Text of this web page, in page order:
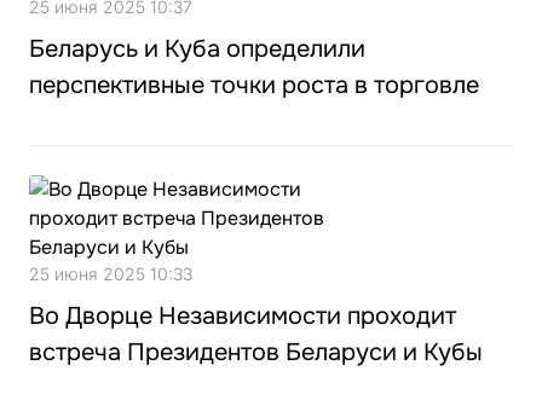
25 июня 2025 10:37
Беларусь и Куба определили
перспективные точки роста в торговле
25 июня 2025 10:33
Во Дворце Независимости проходит
встреча Президентов Беларуси и Кубы